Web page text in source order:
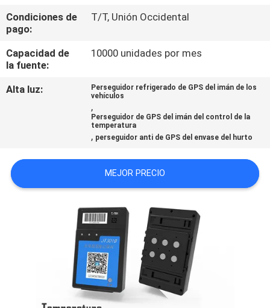
EN
CONTACTO
CON
MAPA
Condiciones de
pago:
T/T, Unión Occidental
Capacidad de
la fuente:
10000 unidades por mes
Alta luz:
Perseguidor refrigerado de GPS del imán de los
vehículos
,
Perseguidor de GPS del imán del control de la
temperatura
, perseguidor anti de GPS del envase del hurto
MEJOR PRECIO